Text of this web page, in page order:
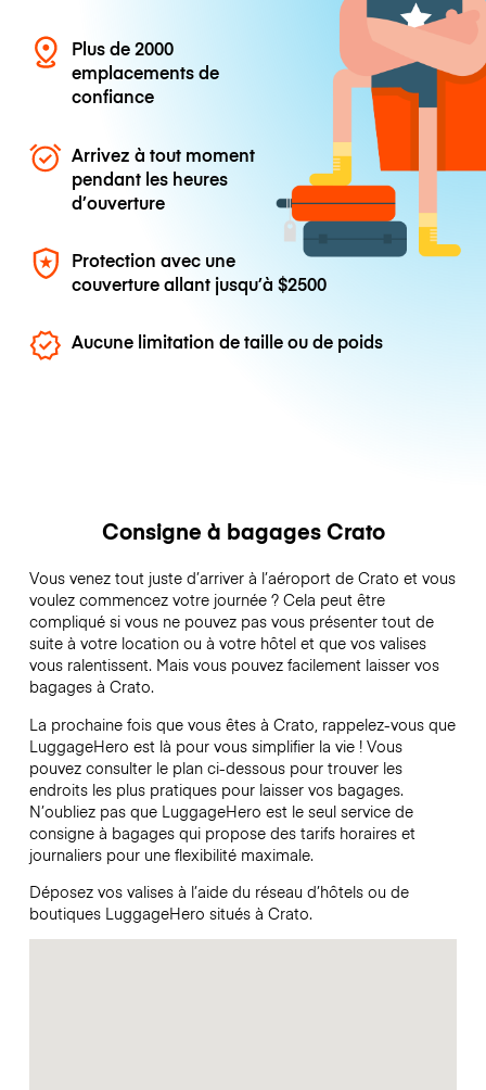
Plus de 2000
emplacements de
confiance
Arrivez à tout moment
pendant les heures
d’ouverture
Protection avec une
couverture allant jusqu’à$2500
Aucune limitation de taille ou de poids
Consigne à bagages Crato
Vous venez tout juste d’arriver à l’aéroport de Crato et vous
voulez commencez votre journée ? Cela peut être
compliqué si vous ne pouvez pas vous présenter tout de
suite à votre location ou à votre hôtel et que vos valises
vous ralentissent. Mais vous pouvez facilement laisser vos
bagages à Crato.
La prochaine fois que vous êtes à Crato, rappelez-vous que
LuggageHero est là pour vous simplifier la vie ! Vous
pouvez consulter le plan ci-dessous pour trouver les
endroits les plus pratiques pour laisser vos bagages.
N’oubliez pas que LuggageHero est le seul service de
consigne à bagages qui propose des tarifs horaires et
journaliers pour une flexibilité maximale.
Déposez vos valises à l’aide du réseau d’hôtels ou de
boutiques LuggageHero situés à Crato.